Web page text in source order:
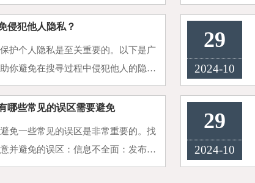
需要按照以下步骤进行：1. 了解贷款
···
侵犯他人隐私？
护个人隐私是至关重要的。以下是广
你避免在搜寻过程中侵犯他人的隐
媒体或其他公开平台发布寻人信息
，如···
29
2024-10
哪些常见的误区需要避免
免一些常见的误区是非常重要的。找
并避免的误区：信息不全面：发布的
如，包括朋友的近期照片、详细的体
29
2024-10